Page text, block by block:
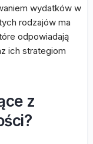
wydatków w
rodzajów ma
odpowiadają
ich strategiom
z